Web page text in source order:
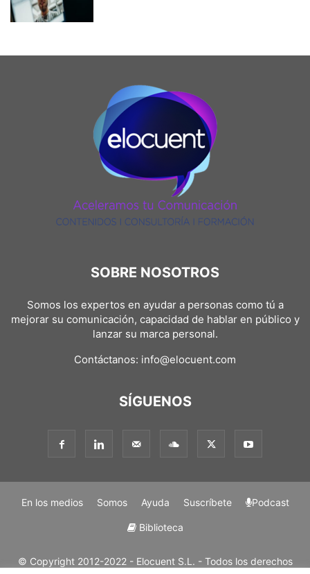
SOBRE NOSOTROS
Somos los expertos en ayudar a personas como tú a
mejorar su comunicación, capacidad de hablar en público y
lanzar su marca personal.
Contáctanos: info@elocuent.com
SÍGUENOS
En los medios Somos Ayuda Suscríbete Podcast
Biblioteca
© Copyright 2012-2022 - Elocuent S.L. - Todos los derechos